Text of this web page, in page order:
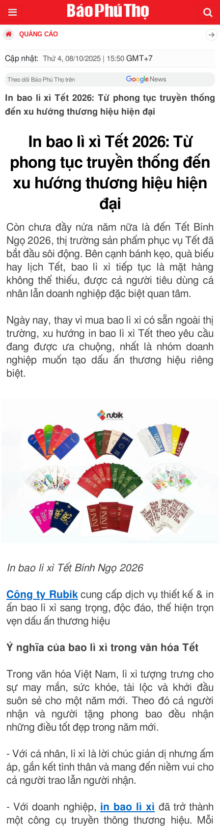
QUẢNG CÁO
Cập nhật: Thứ 4, 08/10/2025 | 15:50 GMT+7
Theo dõi Báo Phú Thọ trên
In bao lì xì Tết 2026: Từ phong tục truyền thống
đến xu hướng thương hiệu hiện đại
In bao lì xì Tết 2026: Từ
phong tục truyền thống đến
xu hướng thương hiệu hiện
đại
Còn chưa đầy nửa năm nữa là đến Tết Bính
Ngọ 2026, thị trường sản phẩm phục vụ Tết đã
bắt đầu sôi động. Bên cạnh bánh kẹo, quà biếu
hay lịch Tết, bao lì xì tiếp tục là mặt hàng
không thể thiếu, được cả người tiêu dùng cá
nhân lẫn doanh nghiệp đặc biệt quan tâm.
Ngày nay, thay vì mua bao lì xì có sẵn ngoài thị
trường, xu hướng in bao lì xì Tết theo yêu cầu
đang được ưa chuộng, nhất là nhóm doanh
nghiệp muốn tạo dấu ấn thương hiệu riêng
biệt.
In bao lì xì Tết Bính Ngọ 2026
Công ty Rubik cung cấp dịch vụ thiết kế & in
ấn bao lì xì sang trọng, độc đáo, thể hiện trọn
vẹn dấu ấn thương hiệu
Ý nghĩa của bao lì xì trong văn hóa Tết
Trong văn hóa Việt Nam, lì xì tượng trưng cho
sự may mắn, sức khỏe, tài lộc và khởi đầu
suôn sẻ cho một năm mới. Theo đó cả người
nhận và người tặng phong bao đều nhận
những điều tốt đẹp trong năm mới.
- Với cá nhân, lì xì là lời chúc giản dị nhưng ấm
áp, gắn kết tình thân và mang đến niềm vui cho
cả người trao lẫn người nhận.
- Với doanh nghiệp, in bao lì xì đã trở thành
một công cụ truyền thông thương hiệu. Mỗi